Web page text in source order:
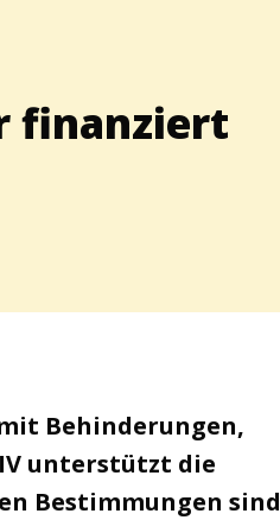
finanziert
Behinderungen,
unterstützt die
Bestimmungen sind